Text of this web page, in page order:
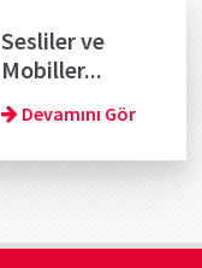
Sesliler ve
Mobiller...
Devamını Gör